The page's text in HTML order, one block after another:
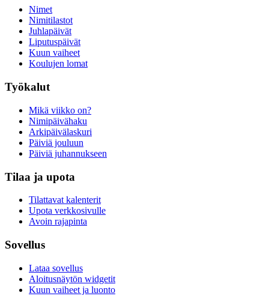
Nimet
Nimitilastot
Juhlapäivät
Liputuspäivät
Kuun vaiheet
Koulujen lomat
Työkalut
Mikä viikko on?
Nimipäivähaku
Arkipäivälaskuri
Päiviä jouluun
Päiviä juhannukseen
Tilaa ja upota
Tilattavat kalenterit
Upota verkkosivulle
Avoin rajapinta
Sovellus
Lataa sovellus
Aloitusnäytön widgetit
Kuun vaiheet ja luonto